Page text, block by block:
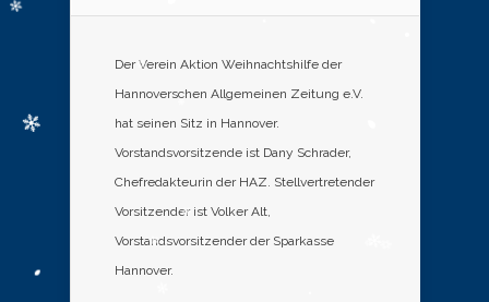
Der Verein Aktion Weihnachtshilfe der
Hannoverschen Allgemeinen Zeitung e.V.
hat seinen Sitz in Hannover.
Vorstandsvorsitzende ist Dany Schrader,
Chefredakteurin der HAZ. Stellvertretender
Vorsitzender ist Volker Alt,
Vorstandsvorsitzender der Sparkasse
Hannover.